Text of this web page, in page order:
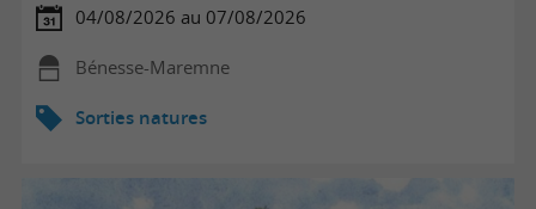
04/08/2026 au 07/08/2026
Bénesse-Maremne
Sorties natures